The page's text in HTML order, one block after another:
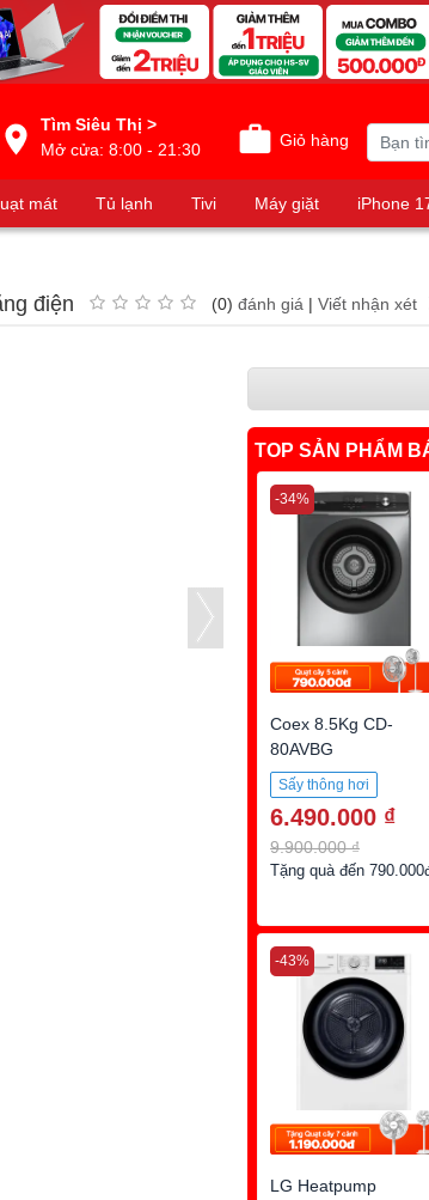
Tìm Siêu Thị >
Mở cửa: 8:00 - 21:30
Giỏ hàng
mát Tủ lạnh Tivi Máy giặt iPhone
điện (0) đánh giá | Viết nhận xét
TOP SẢN PHẨM
Coex 8.5Kg CD-
80AVBG
Sấy thông hơi
8.5 kg
6.490.000 ₫
9.900.000 ₫
-34%
Tặng quà đến
LG Heatpump
-43%